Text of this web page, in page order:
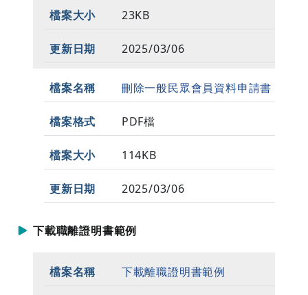
23KB
2025/03/06
刪除一般民眾會員資料申請書
PDF檔
114KB
2025/03/06
下載職離證明書範例
下載離職證明書範例